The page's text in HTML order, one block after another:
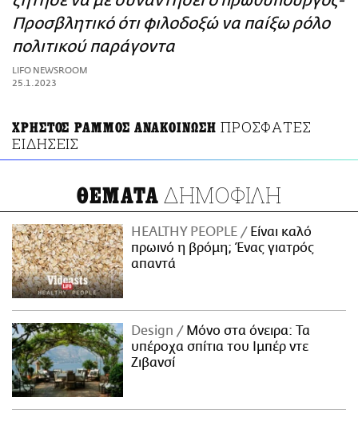
ΑΜΠΑ
PRINT
Προσβλητικό ότι φιλοδοξώ να παίξω ρόλο
πολιτικού παράγοντα
LIFO NEWSROOM
25.1.2023
ΧΡΗΣΤΟΣ ΡΑΜΜΟΣ ΑΝΑΚΟΙΝΩΣΗ ΠΡΟΣΦΑΤΕΣ
ΕΙΔΗΣΕΙΣ
ΘΕΜΑΤΑ ΔΗΜΟΦΙΛΗ
HEALTHY PEOPLE
Είναι καλό
πρωινό η βρόμη; Ένας γιατρός
απαντά
Design
Μόνο στα όνειρα: Τα
υπέροχα σπίτια του Ιμπέρ ντε
Ζιβανσί